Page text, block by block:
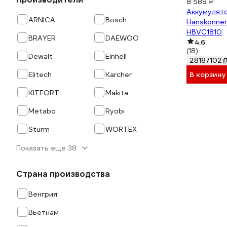
ARNICA
Bosch
BRAYER
DAEWOO
Dewalt
Einhell
Elitech
Karcher
KITFORT
Makita
Metabo
Ryobi
Sturm
WORTEX
Показать еще 38
Страна производства
Венгрия
Вьетнам
HBVC1810
4.6
(18)
28187102
В корзину